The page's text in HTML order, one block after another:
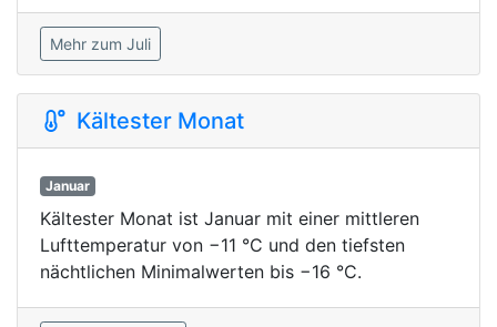
Mehr zum Juli
Kältester Monat
Januar
Kältester Monat ist Januar mit einer mittleren
Lufttemperatur von −11 °C und den tiefsten
nächtlichen Minimalwerten bis −16 °C.